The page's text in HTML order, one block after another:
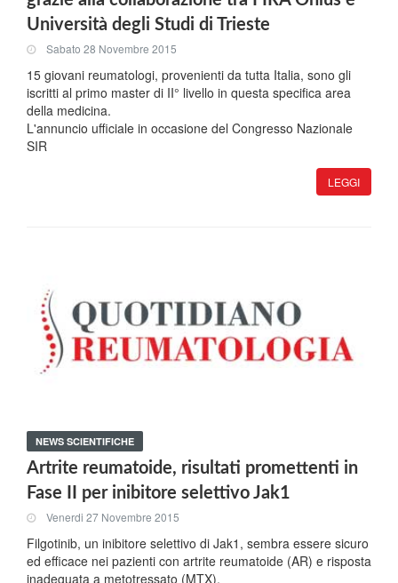
Università degli Studi di Trieste
Sabato 28 Novembre 2015
15 giovani reumatologi, provenienti da tutta Italia, sono gli
iscritti al primo master di II° livello in questa specifica area
della medicina.
L'annuncio ufficiale in occasione del Congresso Nazionale
SIR
LEGGI
NEWS SCIENTIFICHE
Artrite reumatoide, risultati promettenti in
Fase II per inibitore selettivo Jak1
Venerdi 27 Novembre 2015
Filgotinib, un inibitore selettivo di Jak1, sembra essere sicuro
ed efficace nei pazienti con artrite reumatoide (AR) e risposta
inadeguata a metotressato (MTX).